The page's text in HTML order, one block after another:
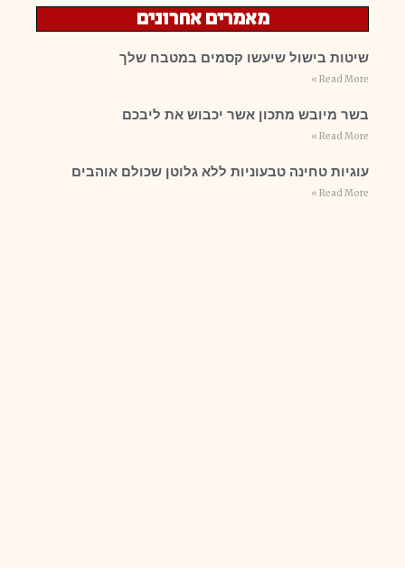
מאמרים אחרונים
שיטות בישול שיעשו קסמים במטבח שלך
Read More »
בשר מיובש מתכון אשר יכבוש את ליבכם
Read More »
עוגיות טחינה טבעוניות ללא גלוטן שכולם אוהבים
Read More »